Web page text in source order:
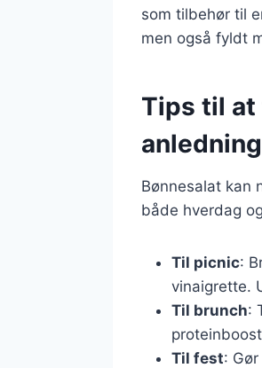
som tilbehør til
men også fyldt
Tips til
Bønnesalat kan
både hverdag
Til picnic:
vinaigrette.
Til brunch:
Til fest: